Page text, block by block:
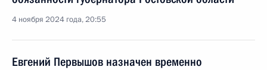
4 ноября 2024 года, 20:55
Евгений Первышов назначен временно